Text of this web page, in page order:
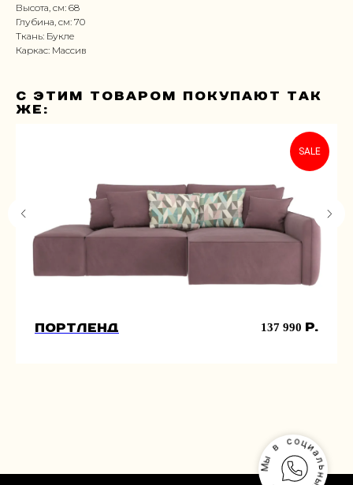
Высота, см: 68
Глубина, см: 70
Ткань: Букле
Каркас: Массив
С этим товаром покупают так
же:
SALE
Портленд 137 990 р.